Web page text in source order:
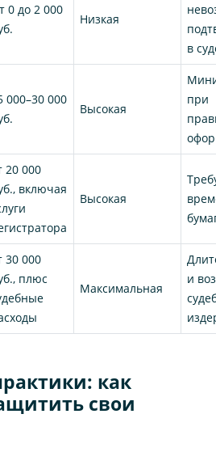
0 до 2 000
Низкая
в
000–30 000
Высокая
при
20 000
включая
Высокая
30 000
плюс
Максимальная
и
как
свои